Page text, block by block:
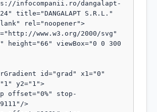
infocompanii.ro/dangalapt-
title="DANGALAPT S.R.L."
rel="noopener">
www.w3.org/2000/svg"
height="66" viewBox="0 0 300
y2="1">
>